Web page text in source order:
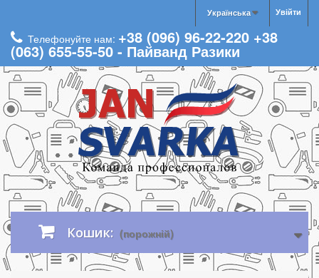
Увійти
Українська
Телефонуйте нам: +38 (096) 96-22-220 +38
(063) 655-55-50 - Пайванд Разики
Кошик: (порожній)